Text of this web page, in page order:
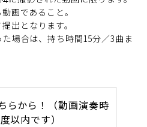
画であること。
出となります。
場合は、持ち時間15分／3曲ま
らから！（動画演奏時
以内です）